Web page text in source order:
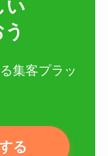
い​
集客プラッ
る